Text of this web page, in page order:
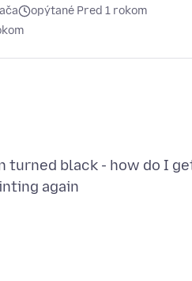
opýtané Pred 1 rokom
turned black - how do I